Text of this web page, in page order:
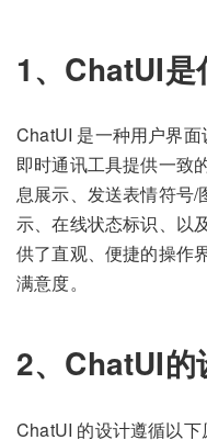
1、ChatUI是
ChatUI 是一种用户界
即时通讯工具提供一致
息展示、发送表情符号/
示、在线状态标识、以
供了直观、便捷的操作
满意度。
2、ChatUI的
ChatUI 的设计遵循以下